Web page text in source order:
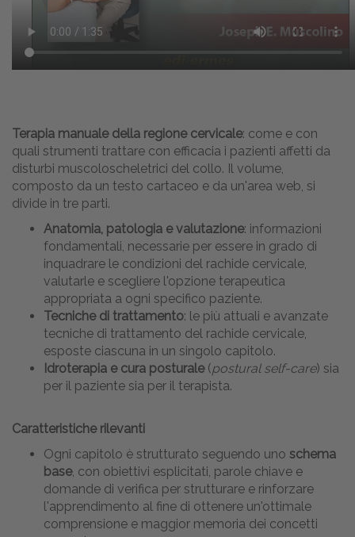
Terapia manuale della regione cervicale: come e con
quali strumenti trattare con efficacia i pazienti affetti da
disturbi muscoloscheletrici del collo. Il volume,
composto da un testo cartaceo e da un'area web, si
divide in tre parti.
Anatomia, patologia e valutazione: informazioni
fondamentali, necessarie per essere in grado di
inquadrare le condizioni del rachide cervicale,
valutarle e scegliere l'opzione terapeutica
appropriata a ogni specifico paziente.
Tecniche di trattamento: le più attuali e avanzate
tecniche di trattamento del rachide cervicale,
esposte ciascuna in un singolo capitolo.
Idroterapia e cura posturale(postural self-care) sia
per il paziente sia per il terapista.
Caratteristiche rilevanti
Ogni capitolo è strutturato seguendo uno schema
base, con obiettivi esplicitati, parole chiave e
domande di verifica per strutturare e rinforzare
l'apprendimento al fine di ottenere un'ottimale
comprensione e maggior memoria dei concetti